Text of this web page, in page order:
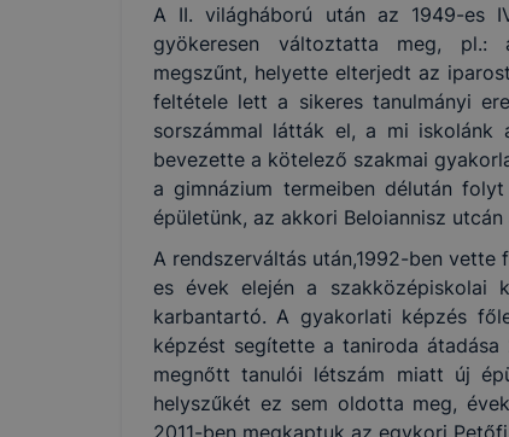
A II. világháború után az 1949-es
gyökeresen változtatta meg, pl.:
megszűnt, helyette elterjedt az
feltétele lett a sikeres tanulmányi
sorszámmal látták el, a mi iskolánk
bevezette a kötelező szakmai
a gimnázium termeiben délután
épületünk, az akkori Beloiannisz
A rendszerváltás után,1992-ben
es évek elején a szakközépiskolai
karbantartó. A gyakorlati képzés
képzést segítette a taniroda átadása
megnőtt tanulói létszám miatt új
helyszűkét ez sem oldotta meg,
2011-ben megkaptuk az egykori